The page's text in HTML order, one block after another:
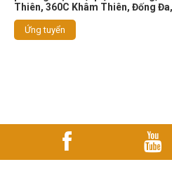
Thiên, 360C Khâm Thiên, Đống
Ứng tuyển